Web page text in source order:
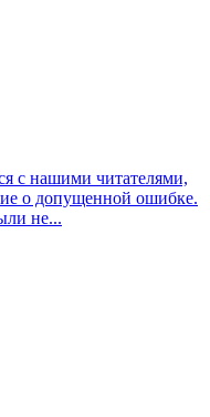
с нашими читателями,
о допущенной ошибке.
не...